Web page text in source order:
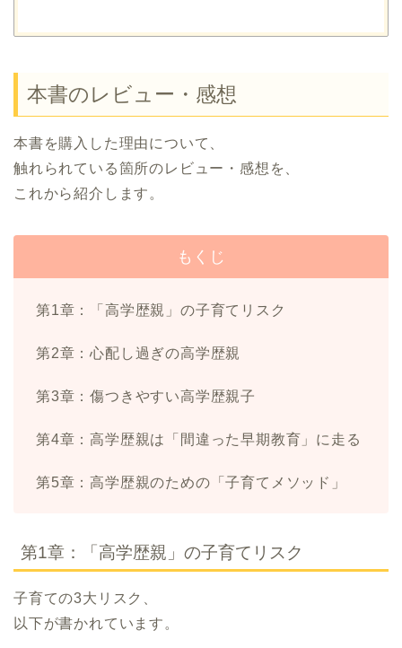
本書のレビュー・感想
本書を購入した理由について、
触れられている箇所のレビュー・感想を、
これから紹介します。
もくじ
第1章：「高学歴親」の子育てリスク
第2章：心配し過ぎの高学歴親
第3章：傷つきやすい高学歴親子
第4章：高学歴親は「間違った早期教育」に走る
第5章：高学歴親のための「子育てメソッド」
第1章：「高学歴親」の子育てリスク
子育ての3大リスク、
以下が書かれています。